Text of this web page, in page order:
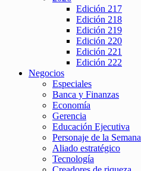
Edición 217
Edición 218
Edición 219
Edición 220
Edición 221
Edición 222
Negocios
Especiales
Banca y Finanzas
Economía
Gerencia
Educación Ejecutiva
Personaje de la Semana
Aliado estratégico
Tecnología